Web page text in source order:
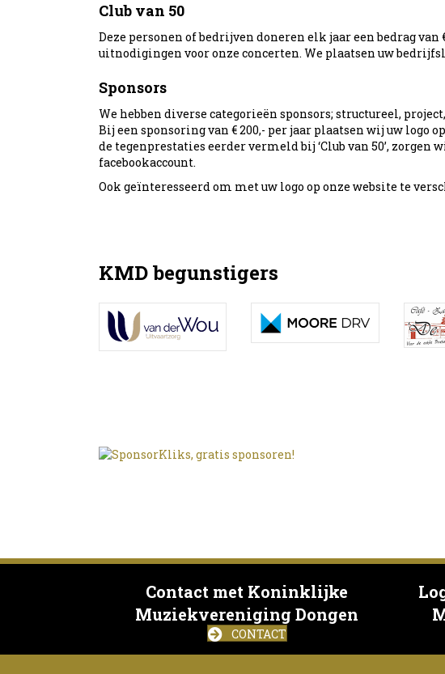
Club van 50
Deze personen of bedrijven doneren elk jaar een bedrag
uitnodigingen voor onze concerten. We plaatsen uw
Sponsors
We hebben diverse categorieën sponsors; structureel,
Bij een sponsoring van € 200,- per jaar plaatsen wij uw logo
de tegenprestaties eerder vermeld bij ‘Club van 50’,
facebookaccount.
Ook geïnteresseerd om met uw logo op onze website te
KMD begunstigers
Contact met Koninklijke
Muziekvereniging Dongen
CONTACT